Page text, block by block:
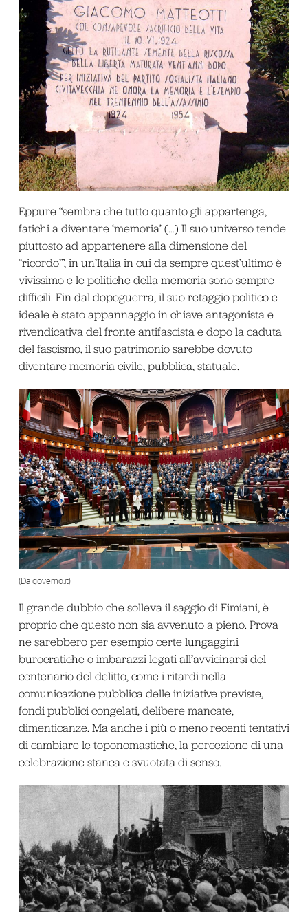
Eppure “sembra che tutto quanto gli appartenga,
fatichi a diventare ‘memoria’ (…) Il suo universo tende
piuttosto ad appartenere alla dimensione del
“ricordo’”, in un’Italia in cui da sempre quest’ultimo è
vivissimo e le politiche della memoria sono sempre
difficili. Fin dal dopoguerra, il suo retaggio politico e
ideale è stato appannaggio in chiave antagonista e
rivendicativa del fronte antifascista e dopo la caduta
del fascismo, il suo patrimonio sarebbe dovuto
diventare memoria civile, pubblica, statuale.
(Da governo.it)
Il grande dubbio che solleva il saggio di Fimiani, è
proprio che questo non sia avvenuto a pieno. Prova
ne sarebbero per esempio certe lungaggini
burocratiche o imbarazzi legati all’avvicinarsi del
centenario del delitto, come i ritardi nella
comunicazione pubblica delle iniziative previste,
fondi pubblici congelati, delibere mancate,
dimenticanze. Ma anche i più o meno recenti tentativi
di cambiare le toponomastiche, la percezione di una
celebrazione stanca e svuotata di senso.